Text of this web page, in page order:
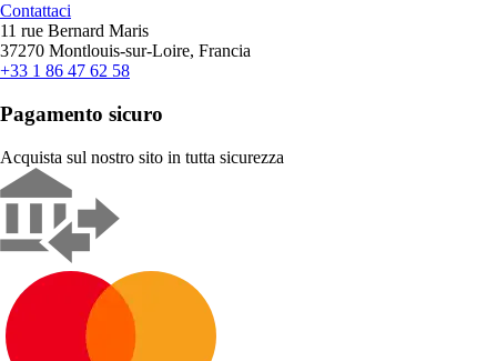
Contattaci
11 rue Bernard Maris
37270 Montlouis-sur-Loire, Francia
+33 1 86 47 62 58
Pagamento sicuro
Acquista sul nostro sito in tutta sicurezza